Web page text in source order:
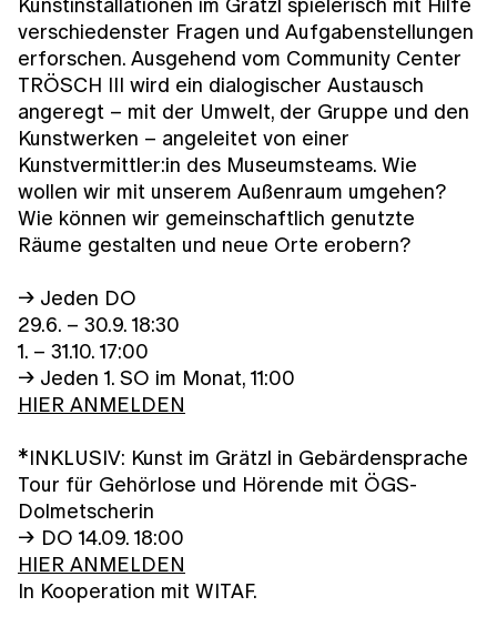
verschiedenster Fragen und Aufgabenstellungen
erforschen. Ausgehend vom Community Center
TRÖSCH III wird ein dialogischer Austausch
angeregt – mit der Umwelt, der Gruppe und den
Kunstwerken – angeleitet von einer
Kunstvermittler:in des Museumsteams. Wie
wollen wir mit unserem Außenraum umgehen?
Wie können wir gemeinschaftlich genutzte
Räume gestalten und neue Orte erobern?
→ Jeden DO
29.6. – 30.9. 18:30
1. – 31.10. 17:00
→ Jeden 1. SO im Monat, 11:00
HIER ANMELDEN
*INKLUSIV: Kunst im Grätzl in Gebärdensprache
Tour für Gehörlose und Hörende mit ÖGS-
Dolmetscherin
→ DO 14.09. 18:00
HIER ANMELDEN
In Kooperation mit WITAF.